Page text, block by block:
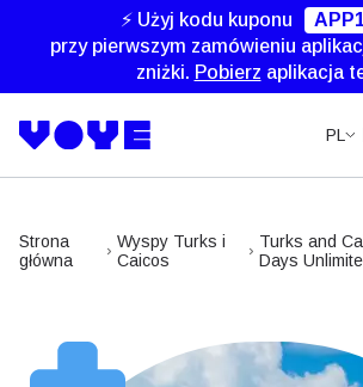
⚡ Użyj kodu kuponu
przy pierwszym zamówieniu
zniżki. Pobierz aplikacja
PL
Strona
główna
Wyspy Turks i
Caicos
Turks and
Days